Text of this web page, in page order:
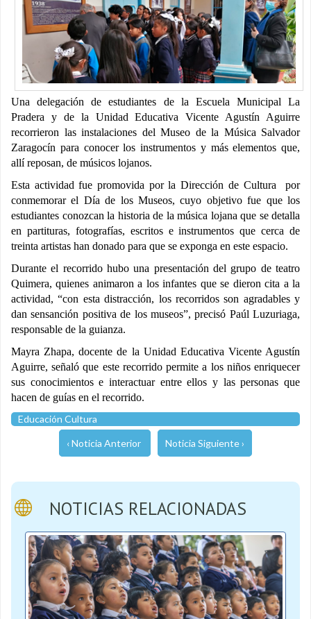
Una delegación de estudiantes de la Escuela Municipal La
Pradera y de la Unidad Educativa Vicente Agustín Aguirre
recorrieron las instalaciones del Museo de la Música Salvador
Zaragocín para conocer los instrumentos y más elementos que,
allí reposan, de músicos lojanos.
Esta actividad fue promovida por la Dirección de Cultura por
conmemorar el Día de los Museos, cuyo objetivo fue que los
estudiantes conozcan la historia de la música lojana que se detalla
en partituras, fotografías, escritos e instrumentos que cerca de
treinta artistas han donado para que se exponga en este espacio.
Durante el recorrido hubo una presentación del grupo de teatro
Quimera, quienes animaron a los infantes que se dieron cita a la
actividad, “con esta distracción, los recorridos son agradables y
dan sensanción positiva de los museos”, precisó Paúl Luzuriaga,
responsable de la guianza.
Mayra Zhapa, docente de la Unidad Educativa Vicente Agustín
Aguirre, señaló que este recorrido permite a los niños enriquecer
sus conocimientos e interactuar entre ellos y las personas que
hacen de guías en el recorrido.
Educación Cultura
‹ Noticia Anterior Noticia Siguiente ›
NOTICIAS RELACIONADAS